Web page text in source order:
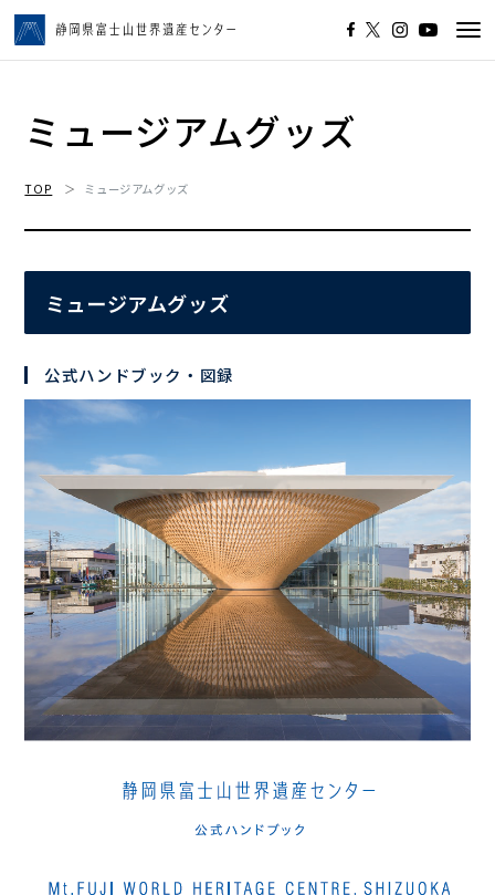
ミュージアムグッズ
TOP ミュージアムグッズ
ミュージアムグッズ
公式ハンドブック・図録